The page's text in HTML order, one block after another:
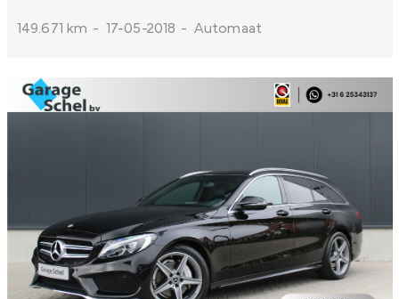
149.671 km - 17-05-2018 - Automaat